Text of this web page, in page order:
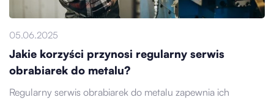
05.06.2025
Jakie korzyści przynosi regularny serwis
obrabiarek do metalu?
Regularny serwis obrabiarek do metalu zapewnia ich